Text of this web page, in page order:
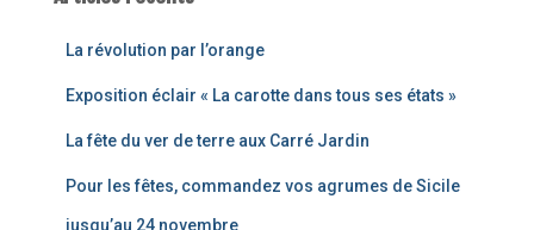
La révolution par l’orange
Exposition éclair « La carotte dans tous ses états »
La fête du ver de terre aux Carré Jardin
Pour les fêtes, commandez vos agrumes de Sicile
jusqu’au 24 novembre